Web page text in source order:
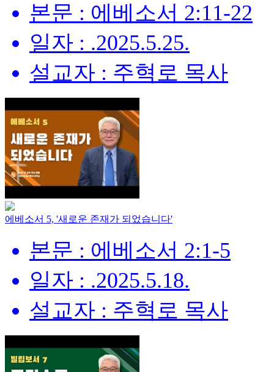
본문 : 에베소서 2:11-22
일자 : .2025.5.25.
설교자 : 주혁로 목사
에베소서 5, '새로운 존재가 되었습니다'
본문 : 에베소서 2:1-5
일자 : .2025.5.18.
설교자 : 주혁로 목사